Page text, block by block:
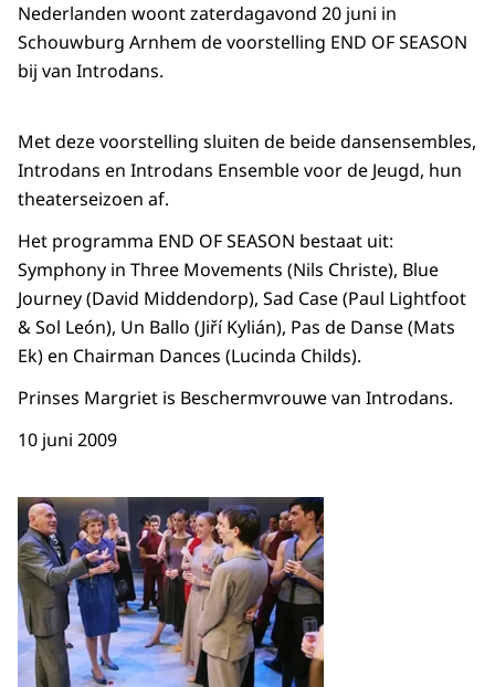
Nederlanden woont zaterdagavond 20 juni in
Schouwburg Arnhem de voorstelling END OF SEASON
bij van Introdans.
Met deze voorstelling sluiten de beide dansensembles,
Introdans en Introdans Ensemble voor de Jeugd, hun
theaterseizoen af.
Het programma END OF SEASON bestaat uit:
Symphony in Three Movements (Nils Christe), Blue
Journey (David Middendorp), Sad Case (Paul Lightfoot
& Sol León), Un Ballo (Jiří Kylián), Pas de Danse (Mats
Ek) en Chairman Dances (Lucinda Childs).
Prinses Margriet is Beschermvrouwe van Introdans.
10 juni 2009
Open de galerij in vergrote